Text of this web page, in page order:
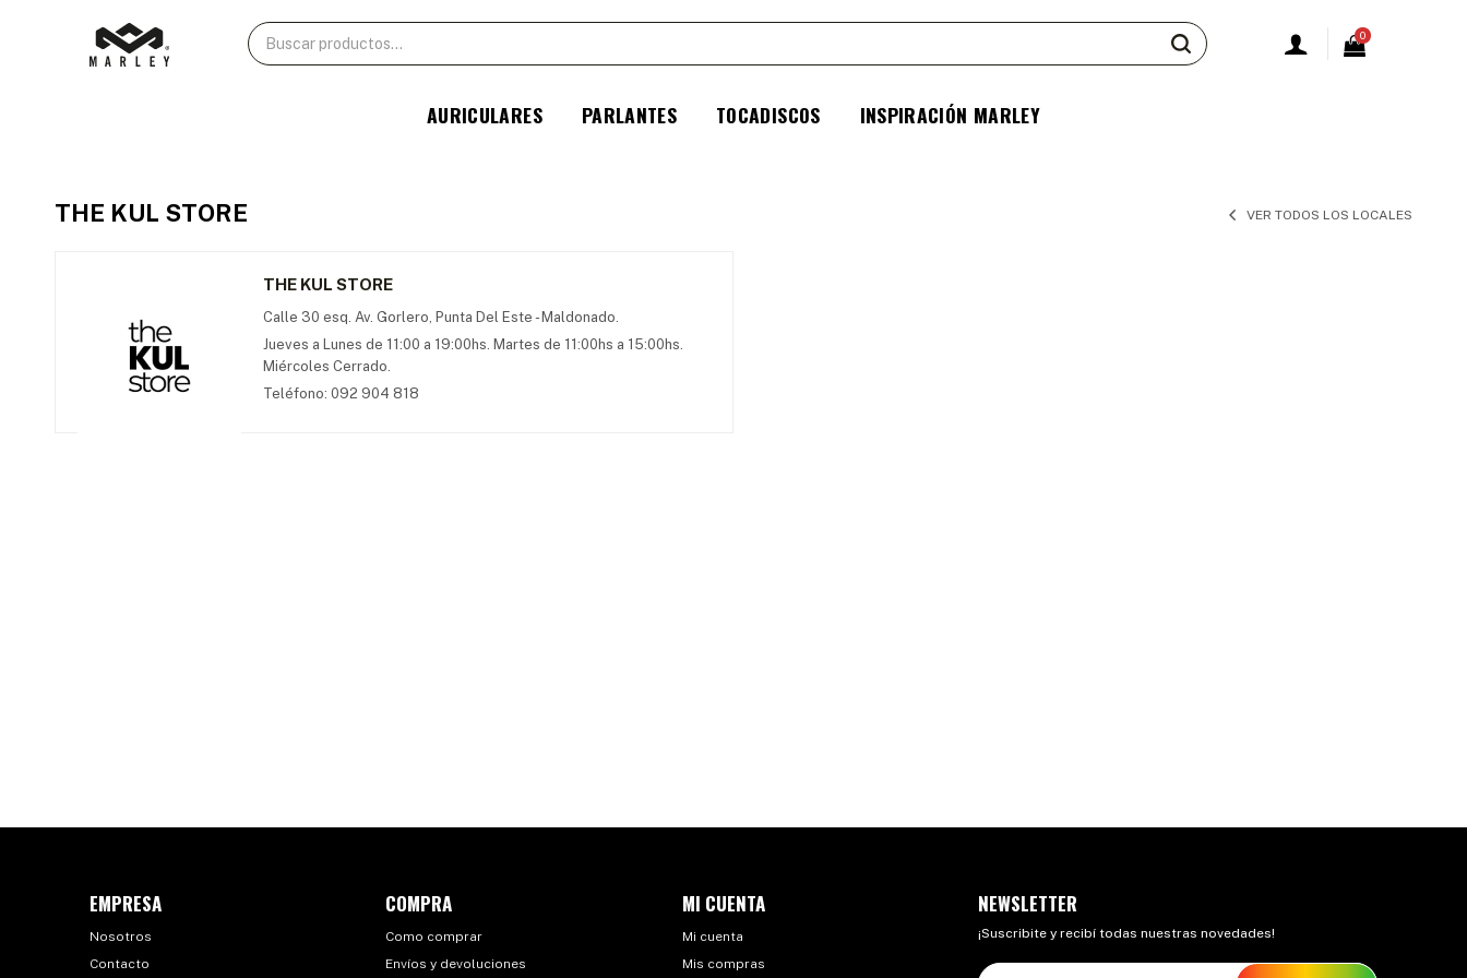
AURICULARES PARLANTES TOCADISCOS INSPIRACIÓN MARLEY
0
THE KUL STORE VER TODOS LOS LOCALES
THE KUL STORE
Calle 30 esq. Av. Gorlero, Punta Del Este - Maldonado.
Jueves a Lunes de 11:00 a 19:00hs. Martes de 11:00hs a 15:00hs.
Miércoles Cerrado.
Teléfono: 092 904 818
EMPRESA
Nosotros
Contacto
COMPRA
Como comprar
Envíos y devoluciones
MI CUENTA
Mi cuenta
Mis compras
NEWSLETTER
¡Suscribite y recibí todas nuestras novedades!